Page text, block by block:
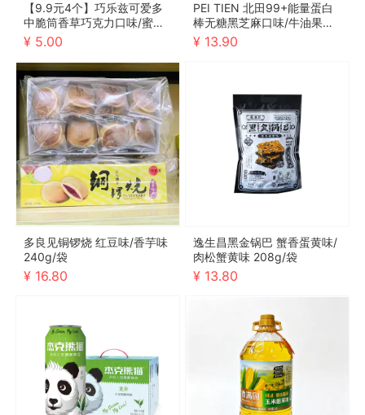
【9.9元4个】巧乐兹可爱多
中脆筒香草巧克力口味/蜜瓜
玫瑰车厘子口味 70g
¥ 5.00
PEI TIEN 北田99+能量蛋白
棒无糖黑芝麻口味/牛油果口
味 120g/袋
¥ 13.90
多良见铜锣烧 红豆味/香芋味
240g/袋
¥ 16.80
逸生昌黑金锅巴 蟹香蛋黄味/
肉松蟹黄味 208g/袋
¥ 13.80